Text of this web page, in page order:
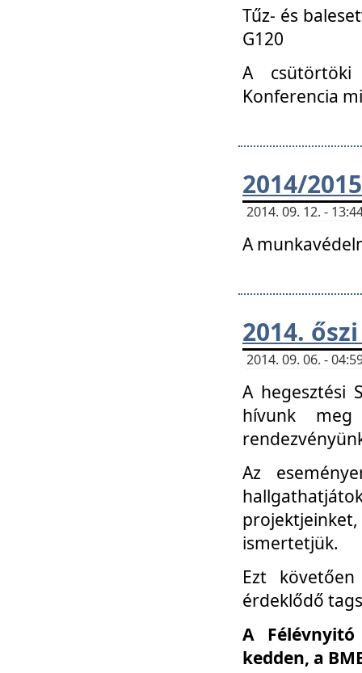
Tűz- és
G120
A csütörtöki
Konferencia
2014/
2014. 09. 12. -
A
2014.
2014. 09. 06. -
A hegesztési
hívunk
Az
ismertetjük.
Ezt
érdeklődő
A
kedden, a